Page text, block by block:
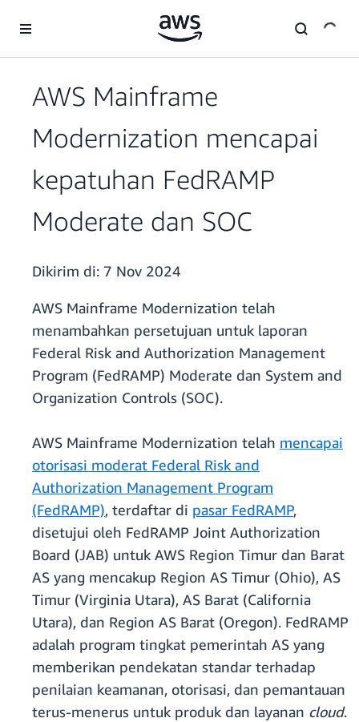
AWS Mainframe
Modernization mencapai
kepatuhan FedRAMP
Moderate dan SOC
Dikirim di: 7 Nov 2024
AWS Mainframe Modernization telah
menambahkan persetujuan untuk laporan
Federal Risk and Authorization Management
Program (FedRAMP) Moderate dan System and
Organization Controls (SOC).
AWS Mainframe Modernization telah mencapai
otorisasi moderat Federal Risk and
Authorization Management Program
(FedRAMP), terdaftar di pasar FedRAMP,
disetujui oleh FedRAMP Joint Authorization
Board (JAB) untuk AWS Region Timur dan Barat
AS yang mencakup Region AS Timur (Ohio), AS
Timur (Virginia Utara), AS Barat (California
Utara), dan Region AS Barat (Oregon). FedRAMP
adalah program tingkat pemerintah AS yang
memberikan pendekatan standar terhadap
penilaian keamanan, otorisasi, dan pemantauan
terus-menerus untuk produk dan layanan cloud.